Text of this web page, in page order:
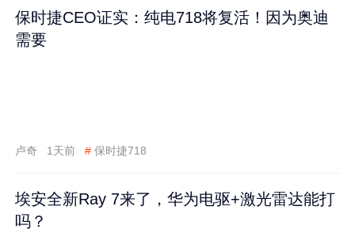
保时捷CEO证实：纯电718将复活！因为奥迪
需要
卢奇 1天前 # 保时捷718
埃安全新Ray 7来了，华为电驱+激光雷达能打
吗？